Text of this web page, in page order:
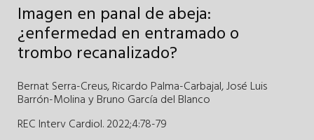
Imagen en panal de abeja:
¿enfermedad en entramado o
trombo recanalizado?
Bernat Serra-Creus,Ricardo Palma-Carbajal,José Luis
Barrón-Molina yBruno García del Blanco
REC Interv Cardiol. 2022;4:78-79